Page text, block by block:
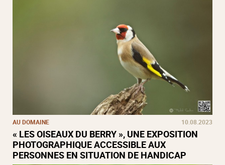
AU DOMAINE 10.08.2023
« LES OISEAUX DU BERRY », UNE EXPOSITION
PHOTOGRAPHIQUE ACCESSIBLE AUX
PERSONNES EN SITUATION DE HANDICAP